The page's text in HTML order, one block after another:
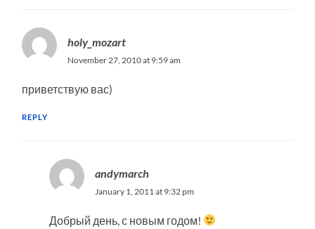
holy_mozart
November 27, 2010 at 9:59 am
приветствую вас)
REPLY
andymarch
January 1, 2011 at 9:32 pm
Добрый день, с новым годом!